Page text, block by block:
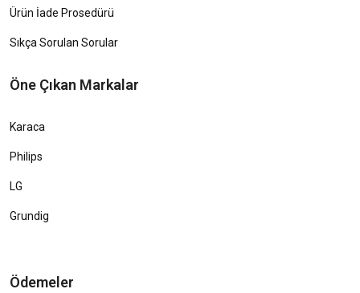
Ürün İade Prosedürü
Sıkça Sorulan Sorular
Öne Çıkan Markalar
Karaca
Philips
LG
Grundig
Ödemeler